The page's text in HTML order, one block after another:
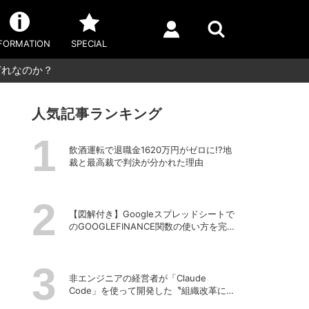
SPECIAL
なのか？
人気記事ランキング
飲酒運転で退職金1620万円がゼロに!?地
裁と最高裁で判決が分かれた理由
【図解付き】Googleスプレッドシートで
のGOOGLEFINANCE関数の使い方を完全
非エンジニアの経営者が「Claude
Code」を使って開発した〝組織改革に効